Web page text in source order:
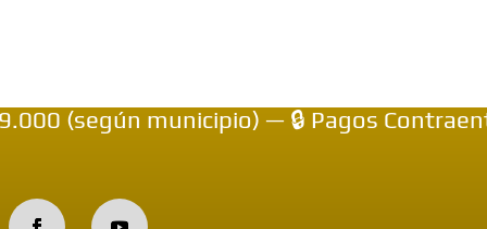
(según municipio) — 🔒 Pagos